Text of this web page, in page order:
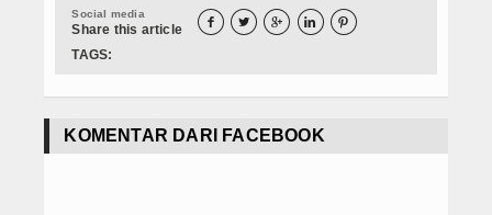
Social media
Share this article     
TAGS:
KOMENTAR DARI FACEBOOK